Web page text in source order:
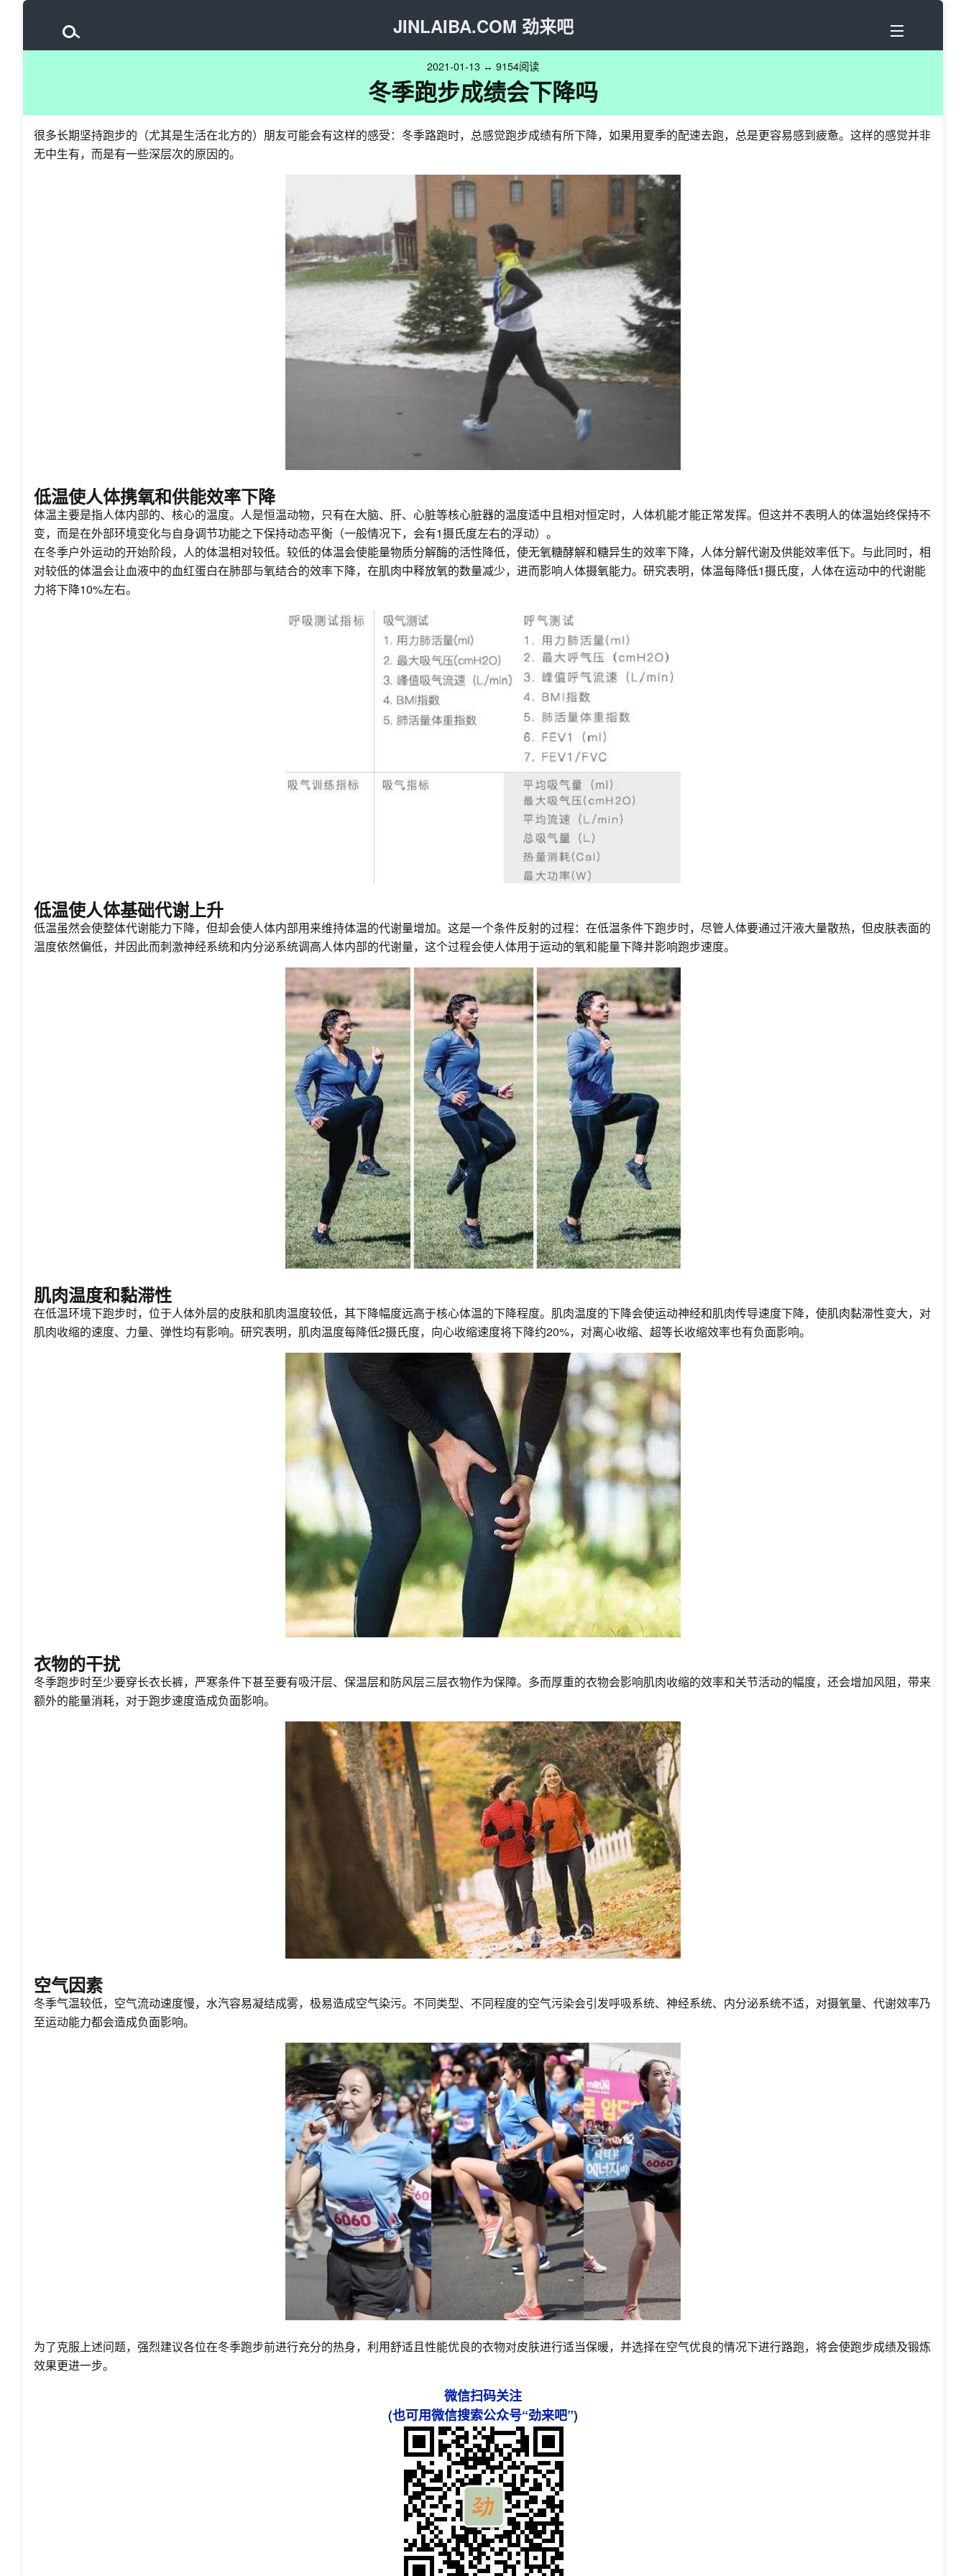
JINLAIBA.COM 劲来吧
2021-01-13 ↔ 9154阅读
冬季跑步成绩会下降吗
很多长期坚持跑步的（尤其是生活在北方的）朋友可能会有这样的感受：冬季路跑时，总感觉跑步成绩有所下降，如果用夏季的配速去跑，总是更容易感到疲惫。这样的感觉并非
无中生有，而是有一些深层次的原因的。
低温使人体携氧和供能效率下降
体温主要是指人体内部的、核心的温度。人是恒温动物，只有在大脑、肝、心脏等核心脏器的温度适中且相对恒定时，人体机能才能正常发挥。但这并不表明人的体温始终保持不
变，而是在外部环境变化与自身调节功能之下保持动态平衡（一般情况下，会有1摄氏度左右的浮动）。
在冬季户外运动的开始阶段，人的体温相对较低。较低的体温会使能量物质分解酶的活性降低，使无氧糖酵解和糖异生的效率下降，人体分解代谢及供能效率低下。与此同时，相
对较低的体温会让血液中的血红蛋白在肺部与氧结合的效率下降，在肌肉中释放氧的数量减少，进而影响人体摄氧能力。研究表明，体温每降低1摄氏度，人体在运动中的代谢能
力将下降10%左右。
低温使人体基础代谢上升
低温虽然会使整体代谢能力下降，但却会使人体内部用来维持体温的代谢量增加。这是一个条件反射的过程：在低温条件下跑步时，尽管人体要通过汗液大量散热，但皮肤表面的
温度依然偏低，并因此而刺激神经系统和内分泌系统调高人体内部的代谢量，这个过程会使人体用于运动的氧和能量下降并影响跑步速度。
肌肉温度和黏滞性
在低温环境下跑步时，位于人体外层的皮肤和肌肉温度较低，其下降幅度远高于核心体温的下降程度。肌肉温度的下降会使运动神经和肌肉传导速度下降，使肌肉黏滞性变大，对
肌肉收缩的速度、力量、弹性均有影响。研究表明，肌肉温度每降低2摄氏度，向心收缩速度将下降约20%，对离心收缩、超等长收缩效率也有负面影响。
衣物的干扰
冬季跑步时至少要穿长衣长裤，严寒条件下甚至要有吸汗层、保温层和防风层三层衣物作为保障。多而厚重的衣物会影响肌肉收缩的效率和关节活动的幅度，还会增加风阻，带来
额外的能量消耗，对于跑步速度造成负面影响。
空气因素
冬季气温较低，空气流动速度慢，水汽容易凝结成雾，极易造成空气染污。不同类型、不同程度的空气污染会引发呼吸系统、神经系统、内分泌系统不适，对摄氧量、代谢效率乃
至运动能力都会造成负面影响。
为了克服上述问题，强烈建议各位在冬季跑步前进行充分的热身，利用舒适且性能优良的衣物对皮肤进行适当保暖，并选择在空气优良的情况下进行路跑，将会使跑步成绩及锻炼
效果更进一步。
微信扫码关注
(也可用微信搜索公众号“劲来吧”)